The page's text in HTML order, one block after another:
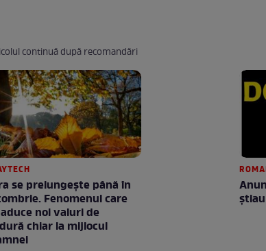
continuă după recomandări
se prelungeşte până în
Fenomenul care
noi valuri de
chiar la mijlocul